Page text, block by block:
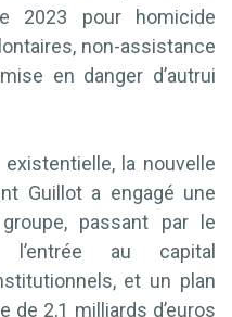
2023 pour homicide
non-assistance
en danger d’autrui
la nouvelle
Guillot a engagé une
passant par le
au capital
et un plan
de 2,1 milliards d’euros